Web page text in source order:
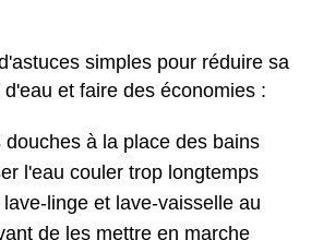
simples pour réduire sa
et faire des économies :
douches à la place des bains
l'eau couler trop longtemps
linge et lave-vaisselle au
de les mettre en marche